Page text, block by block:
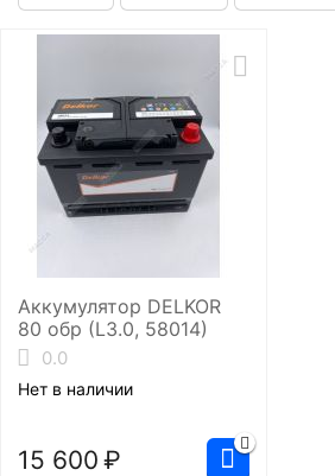
Аккумулятор DELKOR
80 обр (L3.0, 58014)
0.0
Нет в наличии
15 600 ₽